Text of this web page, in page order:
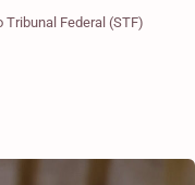
Federal (STF)